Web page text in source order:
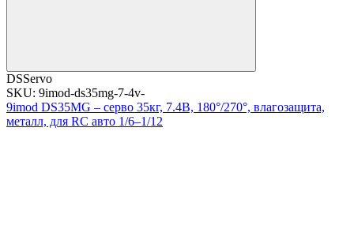
DSServo
SKU: 9imod-ds35mg-7-4v-
9imod DS35MG – серво 35кг, 7.4В, 180°/270°, влагозащита,
металл, для RC авто 1/6–1/12